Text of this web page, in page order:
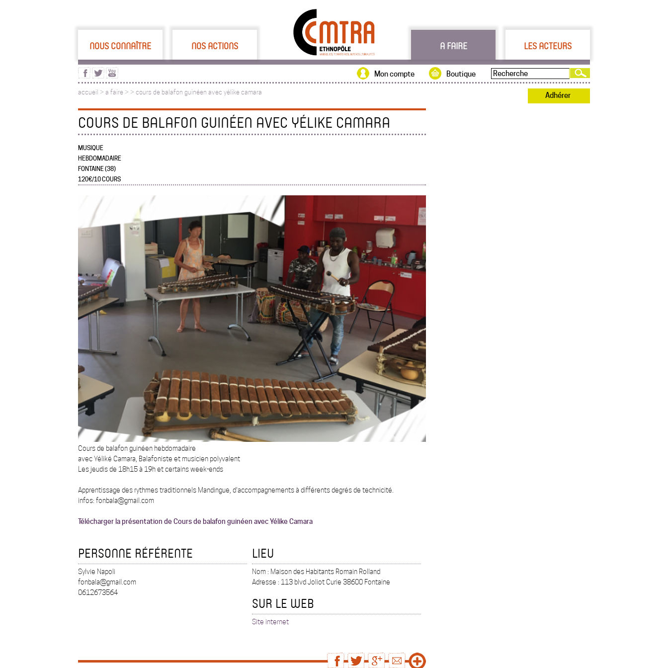
NOUS CONNAÎTRE NOS ACTIONS A FAIRE LES ACTEURS
Boutique
Mon compte
accueil > a faire > > cours de balafon guinéen avec yélike camara Adhérer
COURS DE BALAFON GUINÉEN AVEC YÉLIKE CAMARA
MUSIQUE
HEBDOMADAIRE
FONTAINE (38)
120€/10 COURS
Cours de balafon guinéen hebdomadaire
avec Yéliké Camara, Balafoniste et musicien polyvalent
Les jeudis de 18h15 à 19h et certains week-ends
Apprentissage des rythmes traditionnels Mandingue, d'accompagnements à différents degrés de technicité.
infos: fonbala@gmail.com
Télécharger la présentation de Cours de balafon guinéen avec Yélike Camara
PERSONNE RÉFÉRENTE
Sylvie Napoli
fonbala@gmail.com
0612673564
LIEU
Nom : Maison des Habitants Romain Rolland
Adresse : 113 blvd Joliot Curie 38600 Fontaine
SUR LE WEB
Site internet